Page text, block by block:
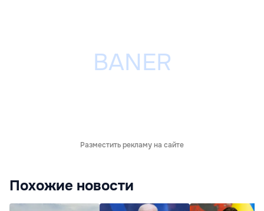
Разместить рекламу на сайте
Похожие новости